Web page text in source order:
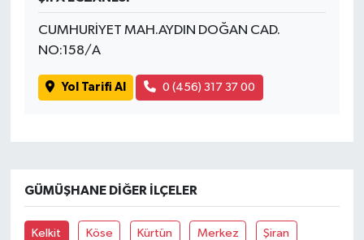
CUMHURİYET MAH.AYDIN DOĞAN CAD.
NO:158/A
Yol Tarifi Al 0 (456) 317 37 00
GÜMÜŞHANE DIĞER İLÇELER
Kelkit Köse Kürtün Merkez Şiran